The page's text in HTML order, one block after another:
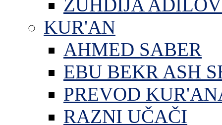
ZUHDIJA
KUR'AN
AHMED SABER
EBU BEKR ASH
PREVOD
RAZNI UČAČI